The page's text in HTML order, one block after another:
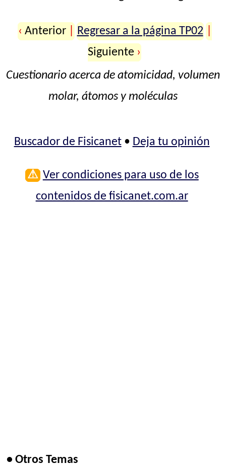
‹ Anterior Regresar a la página TP02
Siguiente ›
Cuestionario acerca de atomicidad, volumen
molar, átomos y moléculas
Buscador de Fisicanet• Deja tu opinión
⚠ Ver condiciones para uso de los
contenidos de fisicanet.com.ar
• Otros Temas